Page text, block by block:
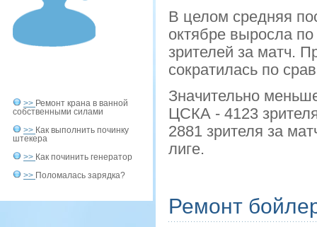
>> Ремонт крана в ванной
собственными силами
>> Как выполнить починку
штекера
>> Как починить генератор
>> Поломалась зарядка?
В целом средняя
октябре выросла
зрителей за матч.
сократилась по
Значительно
ЦСКА - 4123
2881 зрителя за
лиге.
Ремонт